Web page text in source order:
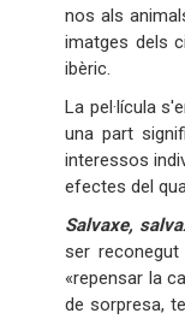
nos als
imatges dels
ibèric.
La pel·lícula
una part
interessos
efectes del
Salvaxe,
ser
«repensar la
de sorpresa,